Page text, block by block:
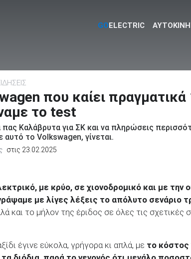
GOELECTRIC
Βρες τα πάντα
βρες το!
που καίει
το test
πας Καλάβρυτα για ΣΚ και να πληρώσεις
αυτό το Volkswagen, γίνεται.
στις 23.02.2025
με κρύο, σε χιονοδρομικό και με την
με λίγες λέξεις το απόλυτο σενάριο
και το μήλον της έριδος σε όλες τις σχετικές
έγινε εύκολα, γρήγορα κι απλά, με το κόστος